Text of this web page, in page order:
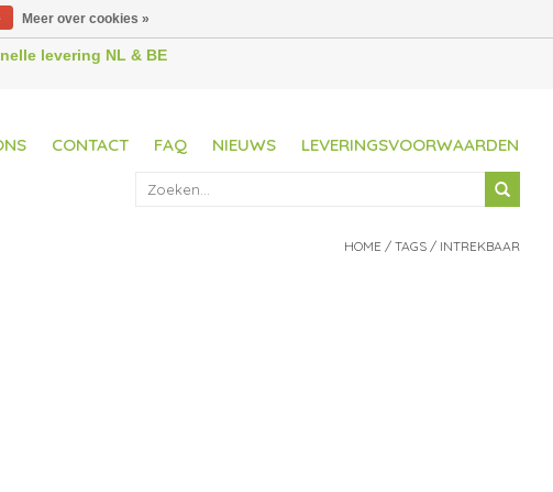
levering NL & BE
CONTACT FAQ NIEUWS LEVERINGSVOORWAARDEN
HOME / TAGS / INTREKBAAR
Meer over cookies »